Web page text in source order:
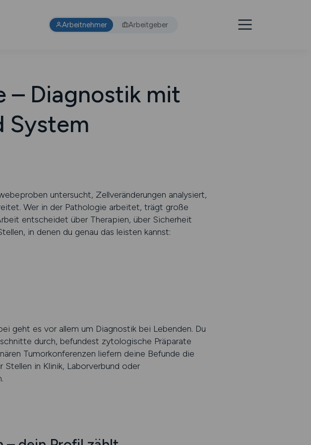
Arbeitnehmer Arbeitgeber
– Diagnostik mit
System
untersucht, Zellveränderungen analysiert,
Wer in der Pathologie arbeitet, trägt große
entscheidet über Therapien, über Sicherheit
in denen du genau das leisten kannst:
geht es vor allem um Diagnostik bei Lebenden. Du
durch, befundest zytologische Präparate
Tumorkonferenzen liefern deine Befunde die
in Klinik, Laborverbund oder